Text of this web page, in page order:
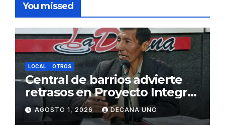
You missed
LOCAL OTROS
Central de barrios advierte
retrasos en Proyecto Integral
de Agua y Alcantarillado para
Juliaca
AGOSTO 1, 2026 DECANA UNO